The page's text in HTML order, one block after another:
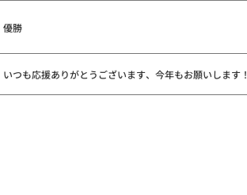
優勝
いつも応援ありがとうございます、今年もお願いします！